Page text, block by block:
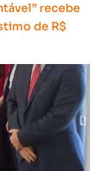
recebe
de R$